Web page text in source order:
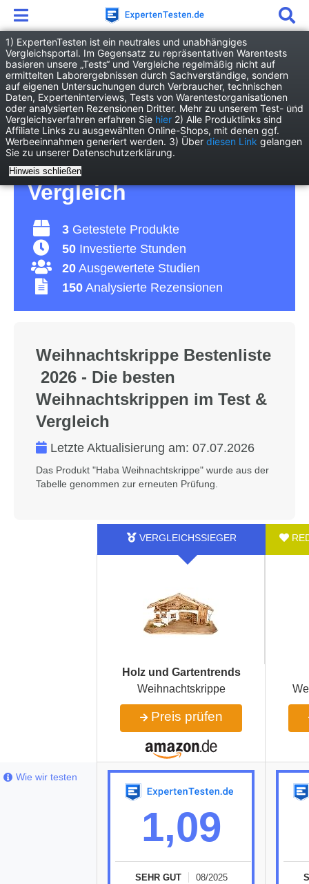
Haushalt Wohnen Weihnachtskrippe
Weihnachtskrippe Test
2026 • Die 3 besten
Weihnachtskrippen im
Vergleich
3 Getestete Produkte
50 Investierte Stunden
20 Ausgewertete Studien
150 Analysierte Rezensionen
Weihnachtskrippe Bestenliste
2026 - Die besten
Weihnachtskrippen im Test &
Vergleich
Letzte Aktualisierung am: 07.07.2026
Das Produkt "Haba Weihnachtskrippe" wurde aus der
Tabelle genommen zur erneuten Prüfung.
‎Holz und Gartentrends
Weihnachtskrippe
Preis prüfen
1,09
SEHR GUT 08/2025
Wie wir testen
1) ExpertenTesten ist ein neutrales und unabhängiges
Vergleichsportal. Im Gegensatz zu repräsentativen Warentests
basieren unsere „Tests“ und Vergleiche regelmäßig nicht auf
ermittelten Laborergebnissen durch Sachverständige, sondern
auf eigenen Untersuchungen durch Verbraucher, technischen
Daten, Experteninterviews, Tests von Warentestorganisationen
oder analysierten Rezensionen Dritter. Mehr zu unserem Test- und
Vergleichsverfahren erfahren Sie hier 2) Alle Produktlinks sind
Affiliate Links zu ausgewählten Online-Shops, mit denen ggf.
Werbeeinnahmen generiert werden. 3) Über diesen Link gelangen
Sie zu unserer Datenschutzerklärung.
Hinweis schließen